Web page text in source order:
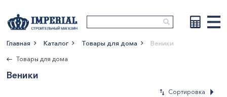
Главная Каталог Товары для дома Веники
Товары для дома
Веники
Сортировка